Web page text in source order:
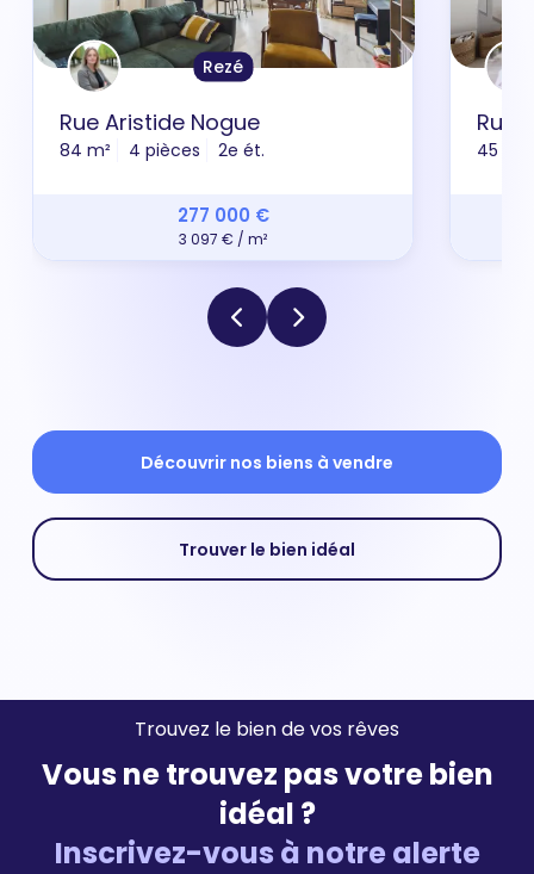
Rezé
Rue Aristide Nogue
84 m² 4 pièces 2e ét.
277 000 €
3 097 € / m²
Rue
45 m²
Découvrir nos biens à vendre
Trouver le bien idéal
Trouvez le bien de vos rêves
Vous ne trouvez pas votre bien
idéal ?
Inscrivez-vous à notre alerte